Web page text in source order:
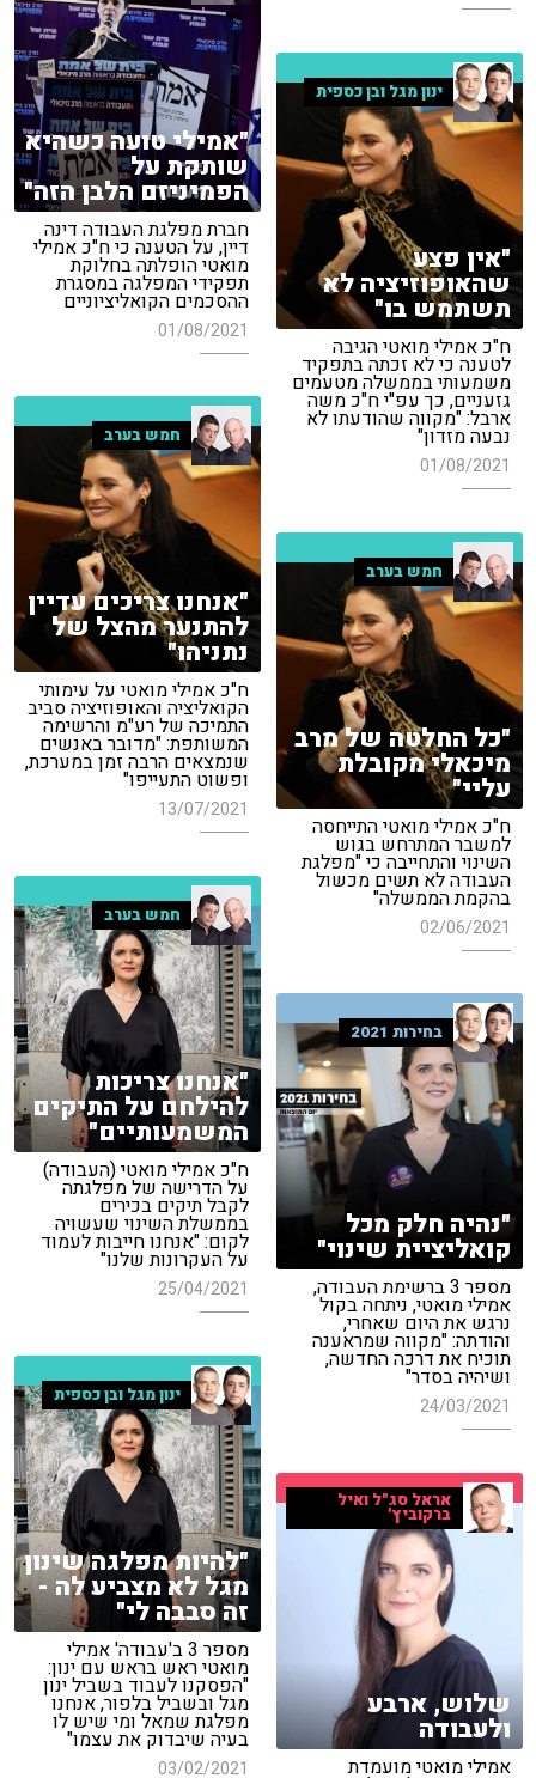
"אמילי טועה כשהיא
שותקת על
הפמיניזם הלבן הזה"
חברת מפלגת העבודה דינה
דיין, על הטענה כי ח"כ אמילי
מואטי הופלתה בחלוקת
תפקידי המפלגה במסגרת
ההסכמים הקואליציוניים
01/08/2021
ינון מגל ובן כספית
"אין פצע
שהאופוזיציה לא
תשתמש בו"
ח"כ אמילי מואטי הגיבה
לטענה כי לא זכתה בתפקיד
משמעותי בממשלה מטעמים
גזעניים, כך עפ"י ח"כ משה
ארבל: "מקווה שהודעתו לא
נבעה מזדון"
01/08/2021
חמש בערב
"אנחנו צריכים עדיין
להתנער מהצל של
נתניהו"
ח"כ אמילי מואטי על עימותי
הקואליציה והאופוזיציה סביב
התמיכה של רע"מ והרשימה
המשותפת: "מדובר באנשים
שנמצאים הרבה זמן במערכת,
ופשוט התעייפו"
13/07/2021
חמש בערב
"כל החלטה של מרב
מיכאלי מקובלת
עליי"
ח"כ אמילי מואטי התייחסה
למשבר המתרחש בגוש
השינוי והתחייבה כי "מפלגת
העבודה לא תשים מכשול
בהקמת הממשלה"
02/06/2021 חמש בערב
"אנחנו צריכות
להילחם על התיקים
המשמעותיים"
ח"כ אמילי מואטי (העבודה)
על הדרישה של מפלגתה
לקבל תיקים בכירים
בממשלת השינוי שעשויה
לקום: "אנחנו חייבות לעמוד
על העקרונות שלנו"
25/04/2021
בחירות 2021
"נהיה חלק מכל
קואליציית שינוי"
מספר 3 ברשימת העבודה,
אמילי מואטי, ניתחה בקול
נרגש את היום שאחרי,
והודתה: "מקווה שמראענה
תוכיח את דרכה החדשה,
ושיהיה בסדר"
24/03/2021 ינון מגל ובן כספית
"להיות מפלגה שינון
מגל לא מצביע לה -
זה סבבה לי"
מספר 3 ב'עבודה' אמילי
מואטי ראש בראש עם ינון:
"הפסקנו לעבוד בשביל ינון
מגל ובשביל בלפור, אנחנו
מפלגת שמאל ומי שיש לו
בעיה שיבדוק את עצמו"
03/02/2021
אראל סג"ל ואיל
ברקוביץ'
שלוש, ארבע
ולעבודה
אמילי מואטי מועמדת